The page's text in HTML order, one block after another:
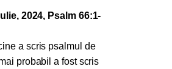
2024, Psalm 66:1-
a scris psalmul de
probabil a fost scris